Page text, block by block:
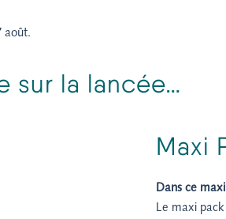
août.
sur la lancée…
Maxi
Dans ce
Le maxi